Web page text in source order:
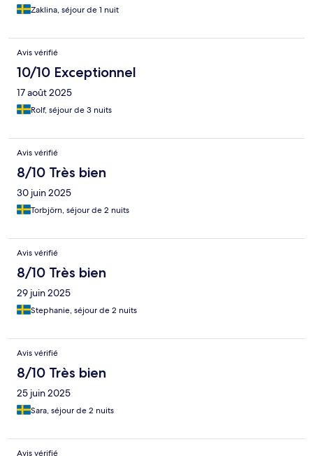
Zaklina, séjour de 1 nuit
Avis vérifié
10/10 Exceptionnel
17 août 2025
Rolf, séjour de 3 nuits
Avis vérifié
8/10 Très bien
30 juin 2025
Torbjörn, séjour de 2 nuits
Avis vérifié
8/10 Très bien
29 juin 2025
Stephanie, séjour de 2 nuits
Avis vérifié
8/10 Très bien
25 juin 2025
Sara, séjour de 2 nuits
Avis vérifié